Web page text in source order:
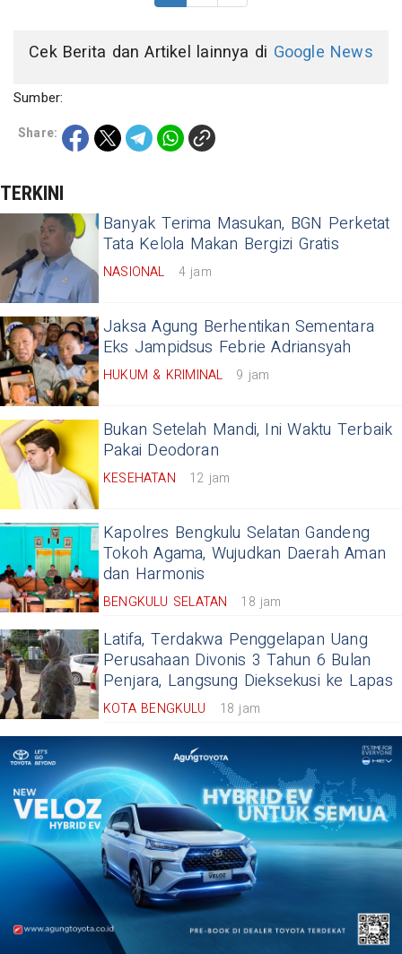
Cek Berita dan Artikel lainnya di Google News
Sumber:
Share:
TERKINI
Banyak Terima Masukan, BGN Perketat
Tata Kelola Makan Bergizi Gratis
NASIONAL 4 jam
Jaksa Agung Berhentikan Sementara
Eks Jampidsus Febrie Adriansyah
HUKUM & KRIMINAL 9 jam
Bukan Setelah Mandi, Ini Waktu Terbaik
Pakai Deodoran
KESEHATAN 12 jam
Kapolres Bengkulu Selatan Gandeng
Tokoh Agama, Wujudkan Daerah Aman
dan Harmonis
BENGKULU SELATAN 18 jam
Latifa, Terdakwa Penggelapan Uang
Perusahaan Divonis 3 Tahun 6 Bulan
Penjara, Langsung Dieksekusi ke Lapas
KOTA BENGKULU 18 jam